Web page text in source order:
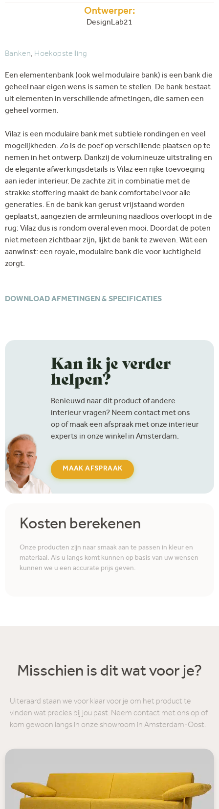
Ontwerper:
DesignLab21
Banken, Hoekopstelling
Een elementenbank (ook wel modulaire bank) is een bank die
geheel naar eigen wens is samen te stellen. De bank bestaat
uit elementen in verschillende afmetingen, die samen een
geheel vormen.
Vilaz is een modulaire bank met subtiele rondingen en veel
mogelijkheden. Zo is de poef op verschillende plaatsen op te
nemen in het ontwerp. Dankzij de volumineuze uitstraling en
de elegante afwerkingsdetails is Vilaz een rijke toevoeging
aan ieder interieur. De zachte zit in combinatie met de
strakke stoffering maakt de bank comfortabel voor alle
generaties. En de bank kan gerust vrijstaand worden
geplaatst, aangezien de armleuning naadloos overloopt in de
rug: Vilaz dus is rondom overal even mooi. Doordat de poten
niet meteen zichtbaar zijn, lijkt de bank te zweven. Wát een
aanwinst: een royale, modulaire bank die voor luchtigheid
zorgt.
DOWNLOAD AFMETINGEN & SPECIFICATIES
Kan ik je verder
helpen?
Benieuwd naar dit product of andere
interieur vragen? Neem contact met ons
op of maak een afspraak met onze interieur
experts in onze winkel in Amsterdam.
MAAK AFSPRAAK
Kosten berekenen
Onze producten zijn naar smaak aan te passen in kleur en
materiaal. Als u langs komt kunnen op basis van uw wensen
kunnen we u een accurate prijs geven.
Misschien is dit wat voor je?
Uiteraard staan we voor klaar voor je om het product te
vinden wat precies bij jou past. Neem contact met ons op of
kom gewoon langs in onze showroom in Amsterdam-Oost.